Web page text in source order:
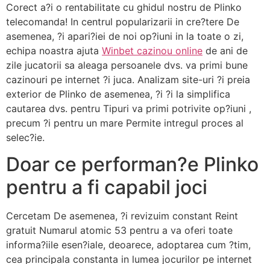
Corect a?i o rentabilitate cu ghidul nostru de Plinko
telecomanda! In centrul popularizarii in cre?tere De
asemenea, ?i apari?iei de noi op?iuni in la toate o zi,
echipa noastra ajuta Winbet cazinou online de ani de
zile jucatorii sa aleaga persoanele dvs. va primi bune
cazinouri pe internet ?i juca. Analizam site-uri ?i preia
exterior de Plinko de asemenea, ?i ?i la simplifica
cautarea dvs. pentru Tipuri va primi potrivite op?iuni ,
precum ?i pentru un mare Permite intregul proces al
selec?ie.
Doar ce performan?e Plinko
pentru a fi capabil joci
Cercetam De asemenea, ?i revizuim constant Reint
gratuit Numarul atomic 53 pentru a va oferi toate
informa?iile esen?iale, deoarece, adoptarea cum ?tim,
cea principala constanta in lumea jocurilor pe internet